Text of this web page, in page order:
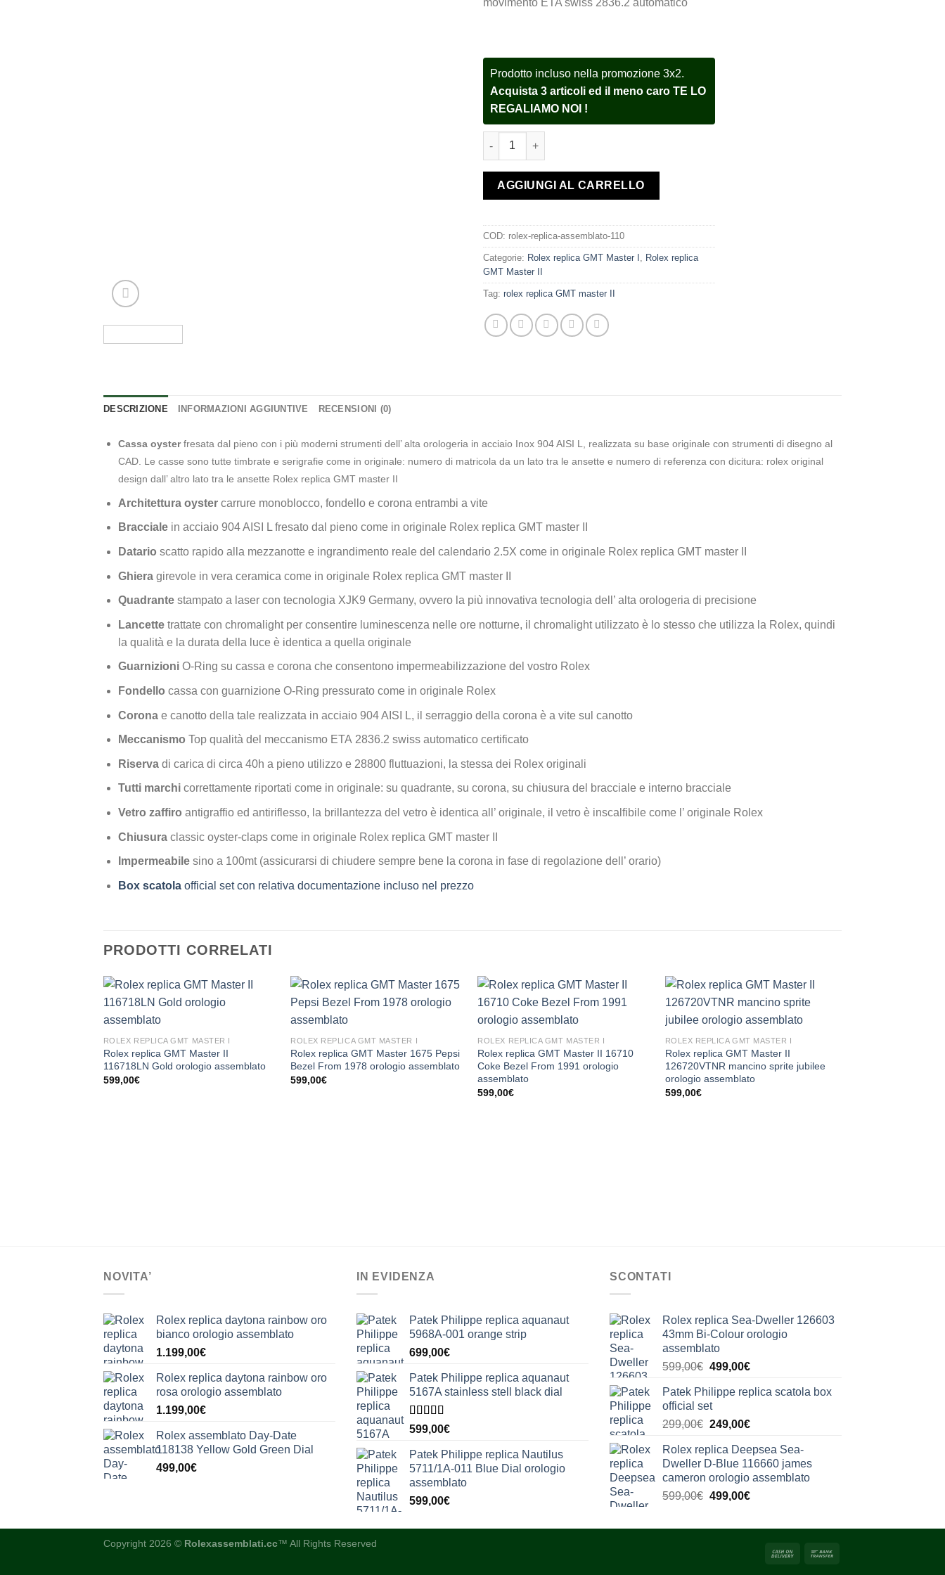
Prodotto incluso nella promozione 3x2.
Acquista 3 articoli ed il meno caro TE LO
REGALIAMO NOI !
Rolex replica GMT Master II 116719BLRO new White Gold Pepsi orologio assemblato quantità
AGGIUNGI AL CARRELLO
COD: rolex-replica-assemblato-110
Categorie: Rolex replica GMT Master I , Rolex replica
GMT Master II
Tag: rolex replica GMT master II
DESCRIZIONE INFORMAZIONI AGGIUNTIVE RECENSIONI (0)
Cassa oysterfresata dal pieno con i più moderni strumenti dell’ alta orologeria in acciaio Inox 904 AISI L, realizzata su base originale con strumenti di disegno al
CAD. Le casse sono tutte timbrate e serigrafie come in originale: numero di matricola da un lato tra le ansette e numero di referenza con dicitura: rolex original
design dall’ altro lato tra le ansette Rolex replica GMT master II
Architettura oyster carrure monoblocco, fondello e corona entrambi a vite
Braccialein acciaio 904 AISI L fresato dal pieno come in originale Rolex replica GMT master II
Datario scatto rapido alla mezzanotte e ingrandimento reale del calendario 2.5X come in originale Rolex replica GMT master II
Ghieragirevole in vera ceramica come in originale Rolex replica GMT master II
Quadrantestampato a laser con tecnologia XJK9 Germany, ovvero la più innovativa tecnologia dell’ alta orologeria di precisione
Lancettetrattate con chromalight per consentire luminescenza nelle ore notturne, il chromalight utilizzato è lo stesso che utilizza la Rolex, quindi
la qualità e la durata della luce è identica a quella originale
GuarnizioniO-Ring su cassa e corona che consentono impermeabilizzazione del vostro Rolex
Fondello cassa con guarnizione O-Ring pressurato come in originale Rolex
Coronae canotto della tale realizzata in acciaio 904 AISI L, il serraggio della corona è a vite sul canotto
Meccanismo Top qualità del meccanismo ETA 2836.2 swiss automatico certificato
Riservadi carica di circa 40h a pieno utilizzo e 28800 fluttuazioni, la stessa dei Rolex originali
Tutti marchi correttamente riportati come in originale: su quadrante, su corona, su chiusura del bracciale e interno bracciale
Vetro zaffiro antigraffio ed antiriflesso, la brillantezza del vetro è identica all’ originale, il vetro è inscalfibile come l’ originale Rolex
Chiusuraclassic oyster-claps come in originale Rolex replica GMT master II
Impermeabilesino a 100mt (assicurarsi di chiudere sempre bene la corona in fase di regolazione dell’ orario)
Box scatolaofficial set con relativa documentazione incluso nel prezzo
PRODOTTI CORRELATI
ROLEX REPLICA GMT MASTER I
Rolex replica GMT Master II
116718LN Gold orologio assemblato
599,00€
ROLEX REPLICA GMT MASTER I
Rolex replica GMT Master 1675 Pepsi
Bezel From 1978 orologio assemblato
599,00€
ROLEX REPLICA GMT MASTER I
Rolex replica GMT Master II 16710
Coke Bezel From 1991 orologio
assemblato
599,00€
ROLEX REPLICA GMT MASTER I
Rolex replica GMT Master II
126720VTNR mancino sprite jubilee
orologio assemblato
599,00€
NOVITA’
Rolex replica daytona rainbow oro
bianco orologio assemblato
1.199,00€
Rolex replica daytona rainbow oro
rosa orologio assemblato
1.199,00€
Rolex assemblato Day-Date
118138 Yellow Gold Green Dial
499,00€
IN EVIDENZA
Patek Philippe replica aquanaut
5968A-001 orange strip
699,00€
Patek Philippe replica aquanaut
5167A stainless stell black dial
Valutato
su 5
599,00€
Patek Philippe replica Nautilus
5711/1A-011 Blue Dial orologio
assemblato
599,00€
SCONTATI
Rolex replica Sea-Dweller 126603
43mm Bi-Colour orologio
assemblato
599,00€ Il
originale
era:
599,00€.
499,00€Il
attuale
499,00€.
Patek Philippe replica scatola box
official set
299,00€ Il
originale
era:
299,00€.
249,00€Il
attuale
è:
249,00€.
Rolex replica Deepsea Sea-
Dweller D-Blue 116660 james
cameron orologio assemblato
599,00€ Il
499,00€Il
499,00€.
Copyright 2026 © Rolexassemblati.cc™ All Rights Reserved